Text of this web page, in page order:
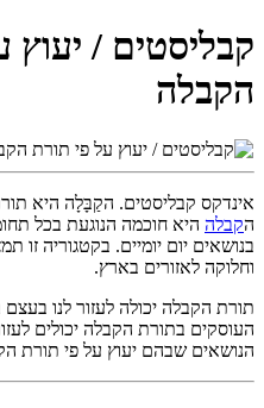
קבליסטים / יעוץ
הקבלה
אינדקס קבליסטים. הקַבָּלָה היא
הקבלה היא חוכמה הנוגעת בכל
בנושאים יום יומיים. בקטגוריה
וחלוקה לאזורים בארץ.
תורת הקבלה יכולה לעזור לנו
העוסקים בתורת הקבלה יכולים
הנושאים שבהם יעוץ על פי תורת